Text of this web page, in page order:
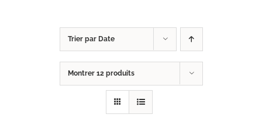
Trier par Date
Montrer 12 produits